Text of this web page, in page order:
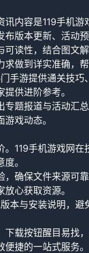
内容是119手机
版本更新、活动
读性，结合图文
做到详实准确，帮
手游提供通关技
供进阶参考。
题报道与活动汇
戏动态。
119手机游戏网
。
确保文件来源可
心获取资源。
本与安装说明，
载按钮醒目易找
捷的一站式服务。